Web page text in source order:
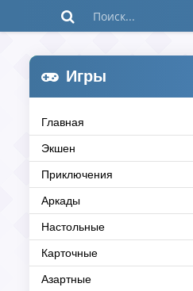
Игры
Главная
Экшен
Приключения
Аркады
Настольные
Карточные
Азартные